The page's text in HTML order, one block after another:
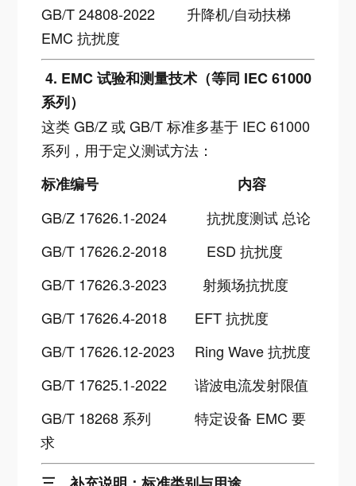
GB/T 24808-2022 升降机/自动扶梯
EMC 抗扰度
4. EMC 试验和测量技术（等同 IEC 61000
系列）
这类 GB/Z 或 GB/T 标准多基于 IEC 61000
系列，用于定义测试方法：
标准编号 内容
GB/Z 17626.1-2024抗扰度测试 总论
GB/T 17626.2-2018 ESD 抗扰度
GB/T 17626.3-2023射频场抗扰度
GB/T 17626.4-2018 EFT 抗扰度
GB/T 17626.12-2023 Ring Wave 抗扰度
GB/T 17625.1-2022谐波电流发射限值
GB/T 18268 系列特定设备 EMC 要
求